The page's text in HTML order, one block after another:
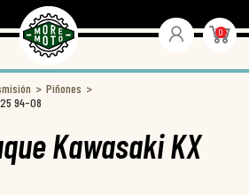
0
Piñones
94-08
Kawasaki KX